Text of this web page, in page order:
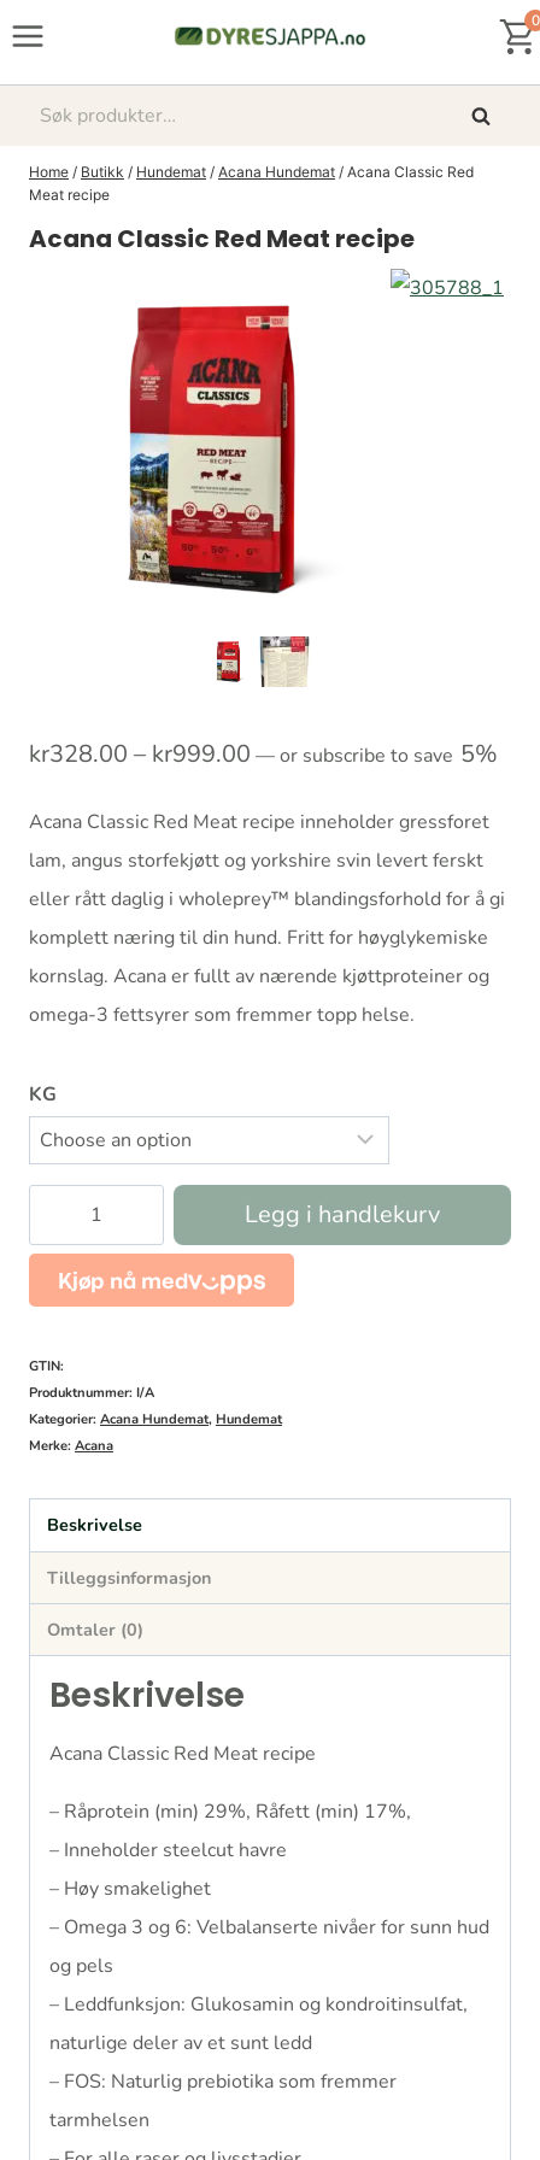
0
Søk
Søk
Home / Butikk / Hundemat / Acana Hundemat / Acana Classic Red
Meat recipe
Acana Classic Red Meat recipe
kr328.00 – kr999.00Prisområde:
til
kr999.00
—or subscribe to save 5%
Acana Classic Red Meat recipe inneholder gressforet
lam, angus storfekjøtt og yorkshire svin levert ferskt
eller rått daglig i wholeprey™ blandingsforhold for å gi
komplett næring til din hund. Fritt for høyglykemiske
kornslag. Acana er fullt av nærende kjøttproteiner og
omega-3 fettsyrer som fremmer topp helse.
KG
Classic
Red
recipe
antall
Legg i handlekurv
GTIN:
Produktnummer: I/A
Kategorier: Acana Hundemat, Hundemat
Merke: Acana
Beskrivelse
Tilleggsinformasjon
Omtaler (0)
Beskrivelse
Acana Classic Red Meat recipe
– Råprotein (min) 29%, Råfett (min) 17%,
– Inneholder steelcut havre
– Høy smakelighet
– Omega 3 og 6: Velbalanserte nivåer for sunn hud
og pels
– Leddfunksjon: Glukosamin og kondroitinsulfat,
naturlige deler av et sunt ledd
– FOS: Naturlig prebiotika som fremmer
tarmhelsen